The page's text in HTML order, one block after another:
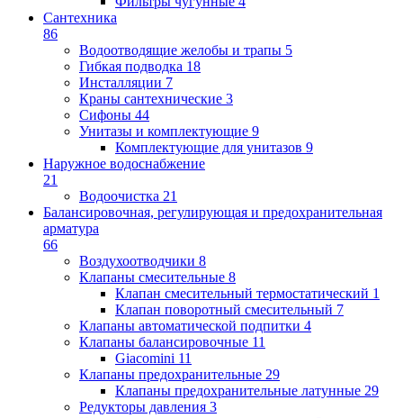
Сантехника
86
Водоотводящие желобы и трапы 5
Гибкая подводка 18
Инсталляции 7
Краны сантехнические 3
Сифоны 44
Унитазы и комплектующие 9
Комплектующие для унитазов 9
Наружное водоснабжение
21
Водоочистка 21
Балансировочная, регулирующая и предохранительная
арматура
66
Воздухоотводчики 8
Клапаны cмесительные 8
Клапан cмесительный термостатический 1
Клапан поворотный cмесительный 7
Клапаны автоматической подпитки 4
Клапаны балансировочные 11
Giacomini 11
Клапаны предохранительные 29
Клапаны предохранительные латунные 29
Редукторы давления 3